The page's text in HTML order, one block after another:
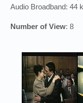
Audio Broadband: 44
Number of View: 8